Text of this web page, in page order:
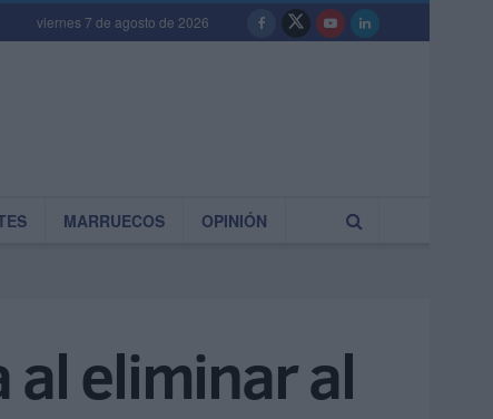
viernes 7 de agosto de 2026
MARRUECOS OPINIÓN
al eliminar al